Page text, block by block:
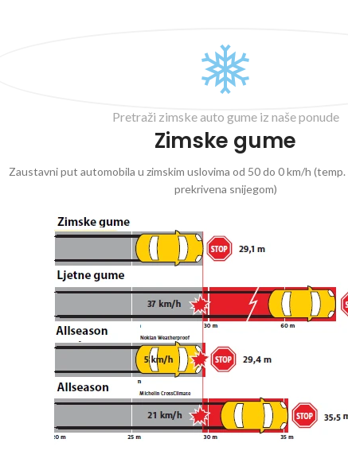
Pretraži zimske auto gume iz naše ponude
Zimske gume
Zaustavni put automobila u zimskim uslovima od 50 do 0 km/h
prekrivena snijegom)